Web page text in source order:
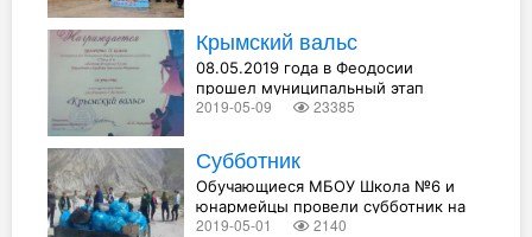
освобождения Феодосии, которое
мы отметили 13 апреля, и 75-й
годовщине полного освобождения
Крыма, которое будет отмечать 12
мая.
Крымский вальс
08.05.2019 года в Феодосии
прошел муниципальный этап
конкурса "Крымский вальс".
2019-05-09 23385
Субботник
Обучающиеся МБОУ Школа №6 и
юнармейцы провели субботник на
мемориальной табличке
2019-05-01 2140